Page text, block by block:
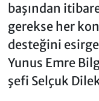
başından
gerekse her
desteğini
Yunus Emre
şefi Selçuk